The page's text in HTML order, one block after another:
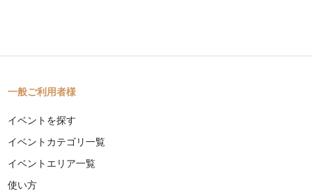
一般ご利用者様
イベントを探す
イベントカテゴリ一覧
イベントエリア一覧
使い方